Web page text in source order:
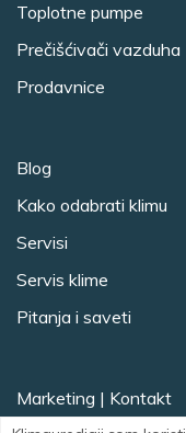
Toplotne pumpe
Prečišćivači vazduha
Prodavnice
Blog
Kako odabrati klimu
Servisi
Servis klime
Pitanja i saveti
Marketing | Kontakt